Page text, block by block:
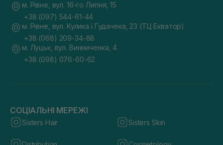
м. Рівне, вул. 16-го Липня, 15
+38 (097) 544-61-44
м. Рівне, вул. Кулика і Гудачека, 23 (ТЦ Екватор)
+38 (068) 209-34-88
м. Луцьк, вул. Винниченка, 4
+38 (098) 076-60-62
СОЦІАЛЬНІ МЕРЕЖІ
Sisters Hair Sisters Skin